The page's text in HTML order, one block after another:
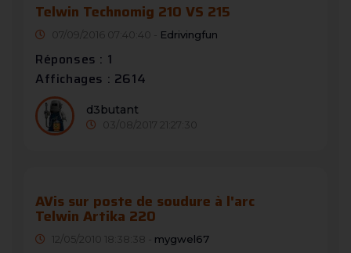
Telwin Technomig 210 VS 215
07/09/2016 07:40:40 - Edrivingfun
Réponses : 1
Affichages : 2614
d3butant
03/08/2017 21:27:30
AVis sur poste de soudure à l'arc
Telwin Artika 220
12/05/2010 18:38:38 - mygwel67